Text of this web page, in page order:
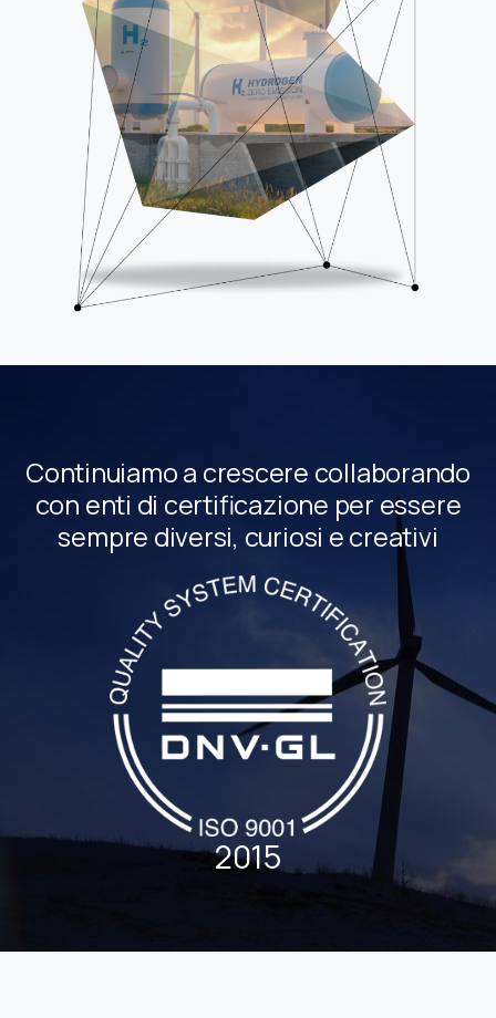
Continuiamo a crescere collaborando
con enti di certificazione per essere
sempre diversi, curiosi e creativi
2015